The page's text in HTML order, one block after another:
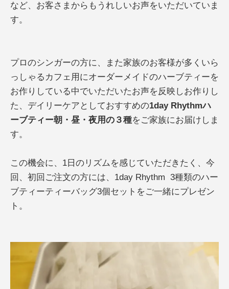
など、お客さまからもうれしいお声をいただいていま
す。
プロのシンガーの方に、また家族のお客様が多くいら
っしゃるカフェ用にオーダーメイドのハーブティーを
お作りしている中でいただいたお声を反映しお作りし
た、デイリーケアとしておすすめの1day Rhythmハ
ーブティー朝・昼・夜用の３種をご家族にお届けしま
す。
この機会に、1日のリズムを感じていただきたく、今
回、初回ご注文の方には、1day Rhythm 3種類のハー
ブティーティーバッグ3個セットをご一緒にプレゼン
ト。